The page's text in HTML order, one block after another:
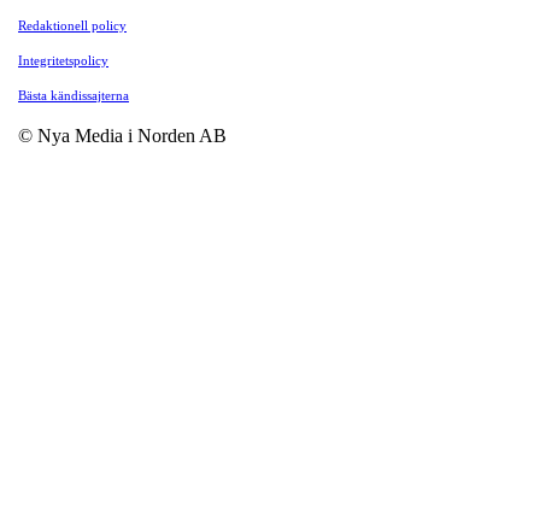
Redaktionell policy
Integritetspolicy
Bästa kändissajterna
© Nya Media i Norden AB